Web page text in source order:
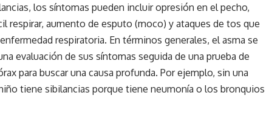
los síntomas pueden incluir opresión en el pecho,
respirar, aumento de esputo (moco) y ataques de tos que
respiratoria. En términos generales, el asma se
evaluación de sus síntomas seguida de una prueba de
para buscar una causa profunda. Por ejemplo, sin una
tiene sibilancias porque tiene neumonía o los bronquios